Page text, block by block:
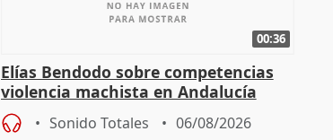
00:36
Elías Bendodo sobre competencias
violencia machista en Andalucía
Sonido Totales 06/08/2026